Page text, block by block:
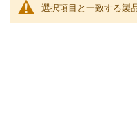
選択項目と一致する製